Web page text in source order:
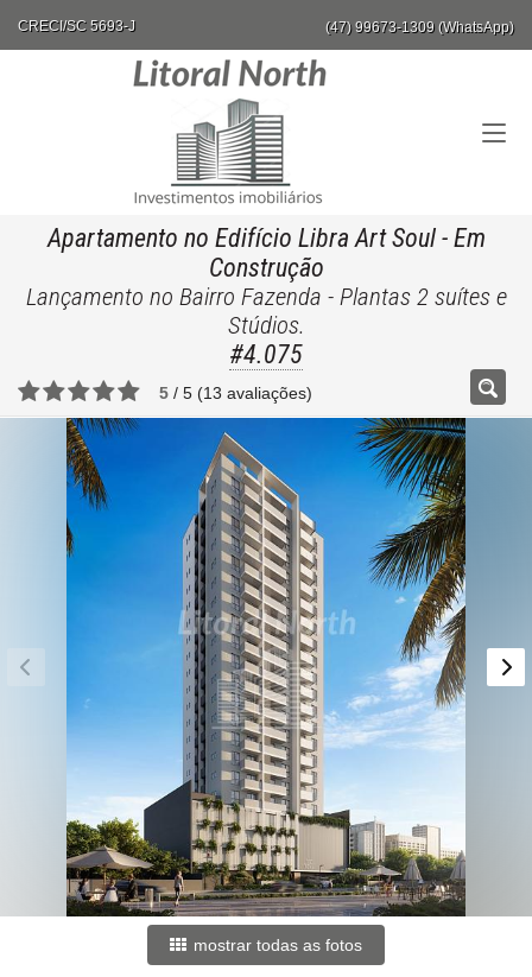
CRECI/SC 5693-J (47) 99673-1309 (WhatsApp)
Apartamento no Edifício Libra Art Soul- Em
Construção
Lançamento no Bairro Fazenda - Plantas 2 suítes e
Stúdios.
#4.075
5 / 5 (13 avaliações)
mostrar todas as fotos